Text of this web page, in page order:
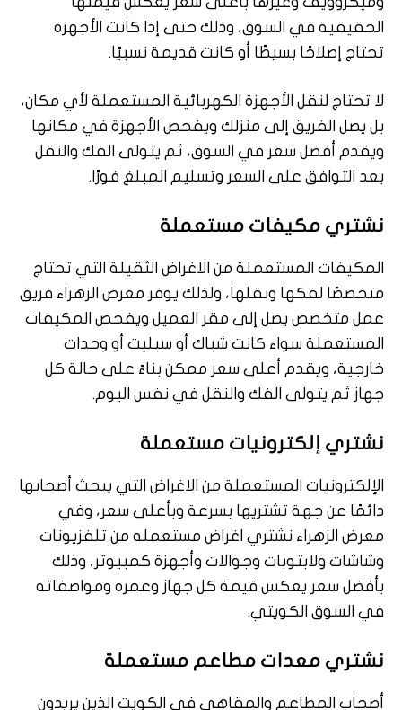
الحقيقية في السوق، وذلك حتى إذا كانت الأجهزة
تحتاج إصلاحًا بسيطًا أو كانت قديمة نسبيًا.
لا تحتاج لنقل الأجهزة الكهربائية المستعملة لأي مكان،
بل يصل الفريق إلى منزلك ويفحص الأجهزة في مكانها
ويقدم أفضل سعر في السوق، ثم يتولى الفك والنقل
بعد التوافق على السعر وتسليم المبلغ فورًا.
نشتري مكيفات مستعملة
المكيفات المستعملة من الاغراض الثقيلة التي تحتاج
متخصصًا لفكها ونقلها، ولذلك يوفر معرض الزهراء فريق
عمل متخصص يصل إلى مقر العميل ويفحص المكيفات
المستعملة سواء كانت شباك أو سبليت أو وحدات
خارجية، ويقدم أعلى سعر ممكن بناءً على حالة كل
جهاز ثم يتولى الفك والنقل في نفس اليوم.
نشتري إلكترونيات مستعملة
الإلكترونيات المستعملة من الاغراض التي يبحث أصحابها
دائمًا عن جهة تشتريها بسرعة وبأعلى سعر، وفي
معرض الزهراء نشتري اغراض مستعمله من تلفزيونات
وشاشات ولابتوبات وجوالات وأجهزة كمبيوتر، وذلك
بأفضل سعر يعكس قيمة كل جهاز وعمره ومواصفاته
في السوق الكويتي.
نشتري معدات مطاعم مستعملة
أصحاب المطاعم والمقاهي في الكويت الذين يريدون